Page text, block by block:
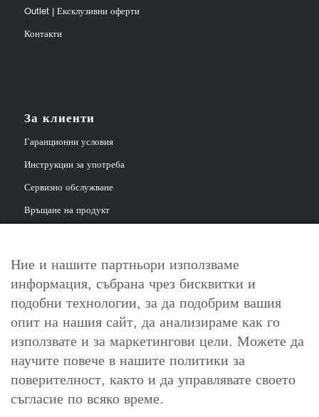
Outlet | Ексклузивни оферти
Контакти
За клиенти
Гаранционни условия
Инструкции за употреба
Сервизно обслужване
Връщане на продукт
За контакт
info@cosori.bg
0898 396 966
Работно време
Ние и нашите партньори използваме
информация, събрана чрез бисквитки и
подобни технологии, за да подобрим вашия
опит на нашия сайт, да анализираме как го
използвате и за маркетингови цели. Можете да
научите повече в нашите политики за
поверителност, както и да управлявате своето
съгласие по всяко време.